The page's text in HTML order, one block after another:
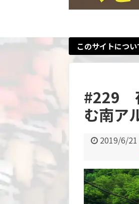
このサイトについ
#229
む南ア
2019/6/21